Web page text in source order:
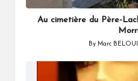
Au cimetière du Père-
Posted
By Marc